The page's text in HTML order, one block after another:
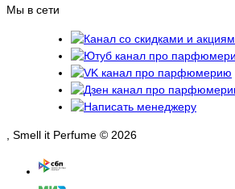
Мы в сети
, Smell it Perfume © 2026